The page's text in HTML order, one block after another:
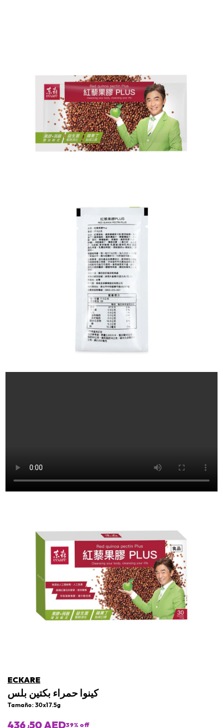
ECKARE
كينوا حمراء بكتين بلس
Tamaño: 30x17.5g
436٫50 AED39% off